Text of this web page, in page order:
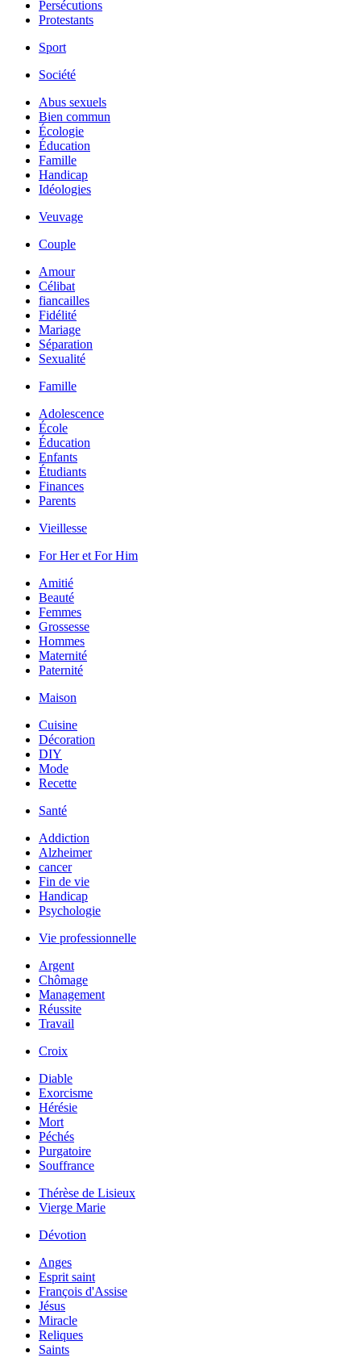
Persécutions
Protestants
Sport
Société
Abus sexuels
Bien commun
Écologie
Éducation
Famille
Handicap
Idéologies
Veuvage
Couple
Amour
Célibat
fiancailles
Fidélité
Mariage
Séparation
Sexualité
Famille
Adolescence
École
Éducation
Enfants
Étudiants
Finances
Parents
Vieillesse
For Her et For Him
Amitié
Beauté
Femmes
Grossesse
Hommes
Maternité
Paternité
Maison
Cuisine
Décoration
DIY
Mode
Recette
Santé
Addiction
Alzheimer
cancer
Fin de vie
Handicap
Psychologie
Vie professionnelle
Argent
Chômage
Management
Réussite
Travail
Croix
Diable
Exorcisme
Hérésie
Mort
Péchés
Purgatoire
Souffrance
Thérèse de Lisieux
Vierge Marie
Dévotion
Anges
Esprit saint
François d'Assise
Jésus
Miracle
Reliques
Saints